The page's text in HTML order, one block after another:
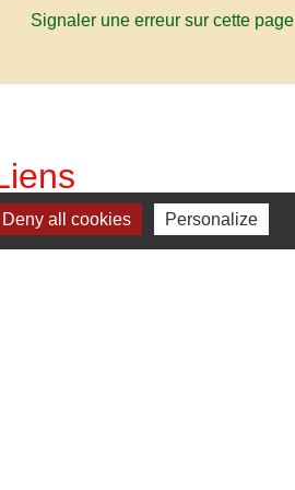
Signaler une erreur sur cette page
Vienne et Gartempe
Deny all cookies Personalize